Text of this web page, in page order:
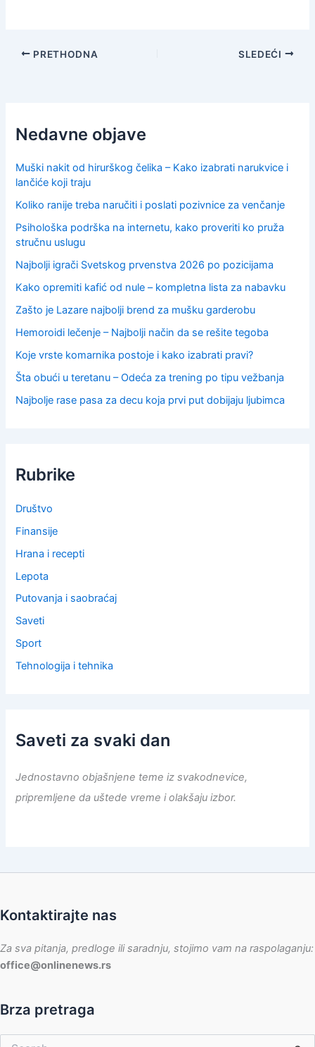
PRETHODNA SLEDEĆI
Nedavne objave
Muški nakit od hirurškog čelika – Kako izabrati narukvice i
lančiće koji traju
Koliko ranije treba naručiti i poslati pozivnice za venčanje
Psihološka podrška na internetu, kako proveriti ko pruža
stručnu uslugu
Najbolji igrači Svetskog prvenstva 2026 po pozicijama
Kako opremiti kafić od nule – kompletna lista za nabavku
Zašto je Lazare najbolji brend za mušku garderobu
Hemoroidi lečenje – Najbolji način da se rešite tegoba
Koje vrste komarnika postoje i kako izabrati pravi?
Šta obući u teretanu – Odeća za trening po tipu vežbanja
Najbolje rase pasa za decu koja prvi put dobijaju ljubimca
Rubrike
Društvo
Finansije
Hrana i recepti
Lepota
Putovanja i saobraćaj
Saveti
Sport
Tehnologija i tehnika
Saveti za svaki dan
Jednostavno objašnjene teme iz svakodnevice,
pripremljene da uštede vreme i olakšaju izbor.
Kontaktirajte nas
Za sva pitanja, predloge ili saradnju, stojimo vam na raspolaganju:
office@onlinenews.rs
Brza pretraga